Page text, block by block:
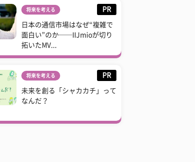
将来を考える PR
日本の通信市場はなぜ“複雑で
面白い”のか──IIJmioが切り
拓いたMV...
将来を考える PR
未来を創る「シャカカチ」って
なんだ？